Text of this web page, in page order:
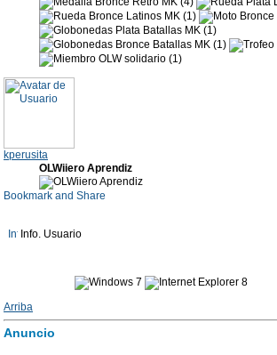
kperusita
OLWiiero Aprendiz
Info. Usuario
Arriba
Anuncio